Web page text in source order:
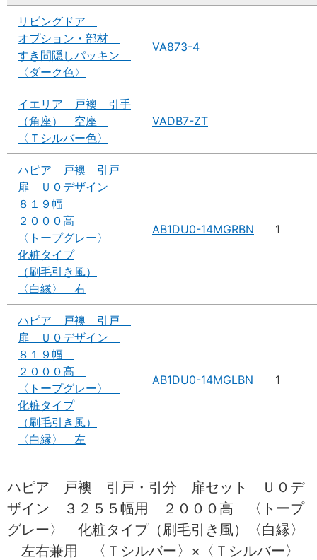
リビングドア
オプション・部材
すき間隠しパッキン
〈ダーク色〉
VA873-4
イエリア 戸襖 引手
（角座） 空座
〈Ｔシルバー色〉
VADB7-ZT
ハピア 戸襖 引戸
扉 Ｕ０デザイン
８１９幅
２０００高
〈トープグレー〉
化粧タイプ
（刷毛引き風）
〈白縁〉 右
AB1DU0-14MGRBN 1
ハピア 戸襖 引戸
扉 Ｕ０デザイン
８１９幅
２０００高
〈トープグレー〉
化粧タイプ
（刷毛引き風）
〈白縁〉 左
AB1DU0-14MGLBN 1
ハピア 戸襖 引戸・引分 扉セット Ｕ０デ
ザイン ３２５５幅用 ２０００高 〈トープ
グレー〉 化粧タイプ（刷毛引き風）〈白縁〉
左右兼用 〈Ｔシルバー〉×〈Ｔシルバー〉